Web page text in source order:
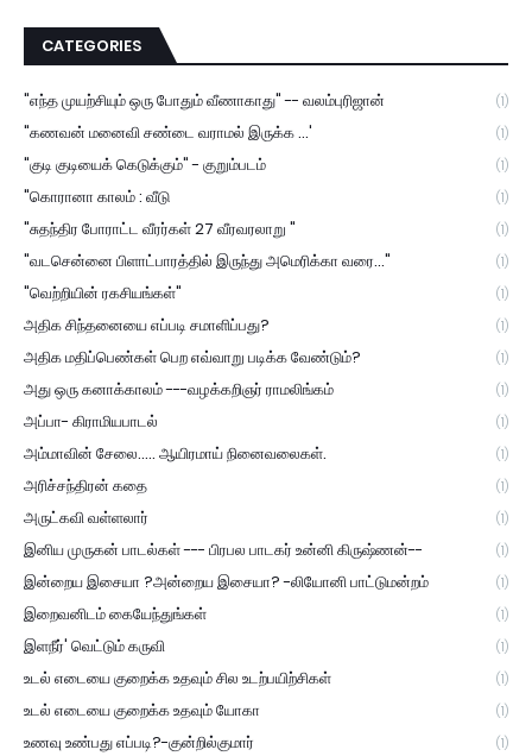
CATEGORIES
"எந்த முயற்சியும் ஒரு போதும் வீணாகாது" -- வலம்புரிஜான் (1)
"கணவன் மனைவி சண்டை வராமல் இருக்க ...' (1)
"குடி குடியைக் கெடுக்கும்" - குறும்படம் (1)
"கொரானா காலம் : வீடு (1)
"சுதந்திர போராட்ட வீரர்கள் 27 வீரவரலாறு " (1)
"வடசென்னை பிளாட்பாரத்தில் இருந்து அமெரிக்கா வரை..." (1)
"வெற்றியின் ரகசியங்கள்" (1)
அதிக சிந்தனையை எப்படி சமாளிப்பது? (1)
அதிக மதிப்பெண்கள் பெற எவ்வாறு படிக்க வேண்டும்? (1)
அது ஒரு கனாக்காலம் ---வழக்கறிஞர் ராமலிங்கம் (1)
அப்பா- கிராமியபாடல் (1)
அம்மாவின் சேலை..... ஆயிரமாய் நினைவலைகள். (1)
அரிச்சந்திரன் கதை (1)
அருட்கவி வள்ளலார் (1)
இனிய முருகன் பாடல்கள் --- பிரபல பாடகர் உன்னி கிருஷ்ணன்-- (1)
இன்றைய இசையா ?அன்றைய இசையா? -லியோனி பாட்டுமன்றம் (1)
இறைவனிடம் கையேந்துங்கள் (1)
இளநீர்' வெட்டும் கருவி (1)
உடல் எடையை குறைக்க உதவும் சில உடற்பயிற்சிகள் (1)
உடல் எடையை குறைக்க உதவும் யோகா (1)
உணவு உண்பது எப்படி?-குன்றில்குமார் (1)